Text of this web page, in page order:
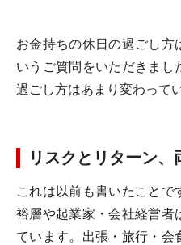
お金持ちの休日の過ごし方
いうご質問をいただきま
過ごし方はあまり変わって
リスクとリターン
これは以前も書いたことで
裕層や起業家・会社経営者
ています。出張・旅行・会